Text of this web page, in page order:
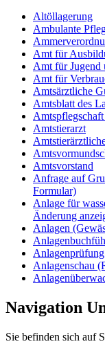
Altöllagerung
Ambulante
Amt für
Amt für Jugend
Amt für
Amtsärztliche
Amtsblatt des
Amtstierarzt
Amtsvorstand
Anfrage auf
Formular)
Anlage für
Änderung
Anlagen
Anlagenschau
Navigation
Sie befinden sich auf